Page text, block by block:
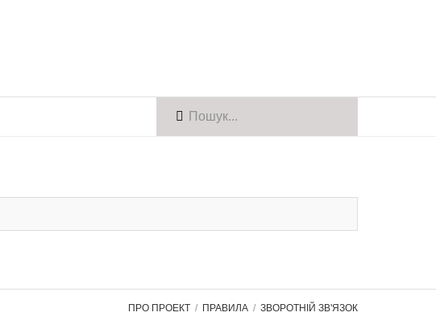
ПРО ПРОЕКТ ПРАВИЛА ЗВОРОТНІЙ ЗВ'ЯЗОК